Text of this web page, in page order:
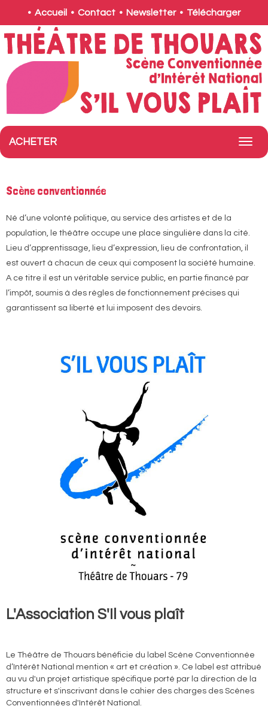
• Accueil • Contact • Newsletter• Télécharger
ACHETER
Scène conventionnée
Né d’une volonté politique, au service des artistes et de la
population, le théâtre occupe une place singulière dans la cité.
Lieu d’apprentissage, lieu d’expression, lieu de confrontation, il
est ouvert à chacun de ceux qui composent la société humaine.
A ce titre il est un véritable service public, en partie financé par
l’impôt, soumis à des règles de fonctionnement précises qui
garantissent sa liberté et lui imposent des devoirs.
L'Association S'Il vous plaît
Le Théâtre de Thouars bénéficie du label Scène Conventionnée
d’Intérêt National mention « art et création ». Ce label est attribué
au vu d'un projet artistique spécifique porté par la direction de la
structure et s'inscrivant dans le cahier des charges des Scènes
Conventionnées d'Intérêt National.